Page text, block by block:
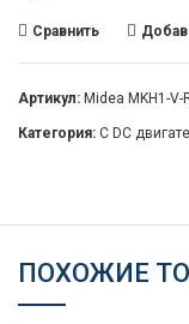
Сравнить
Артикул: Midea MKH1-V-
Категория: С DC
ПОХОЖИЕ